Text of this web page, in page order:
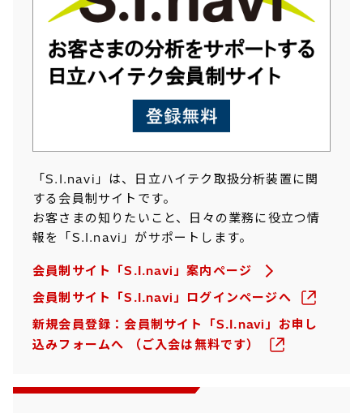
「S.I.navi」は、日立ハイテク取扱分析装置に関
する会員制サイトです。
お客さまの知りたいこと、日々の業務に役立つ情
報を「S.I.navi」がサポートします。
会員制サイト「S.I.navi」案内ページ
会員制サイト「S.I.navi」ログインページへ
新規会員登録：会員制サイト「S.I.navi」お申し
込みフォームへ （ご入会は無料です）